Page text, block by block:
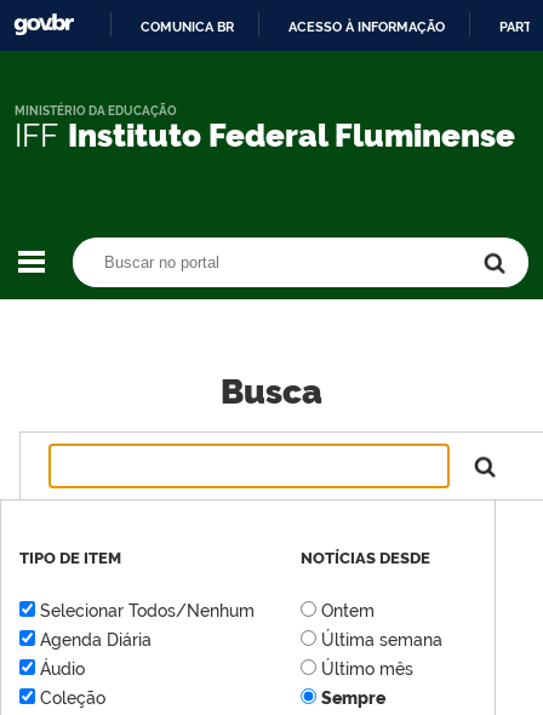
CONTEÚDO
COMUNICA BR ACESSO À INFORMAÇÃO
IFF Instituto Federal Fluminense
MINISTÉRIO DA EDUCAÇÃO
Busca
TIPO DE ITEM
Selecionar Todos/Nenhum
Agenda Diária
Áudio
Coleção
NOTÍCIAS DESDE
Ontem
Última semana
Último mês
Sempre